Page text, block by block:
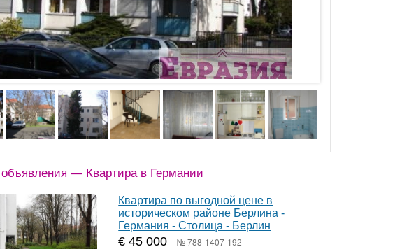
— Квартира в Германии
Квартира по выгодной цене в
историческом районе Берлина -
Германия - Столица - Берлин
€ 45 000 № 788-1407-192